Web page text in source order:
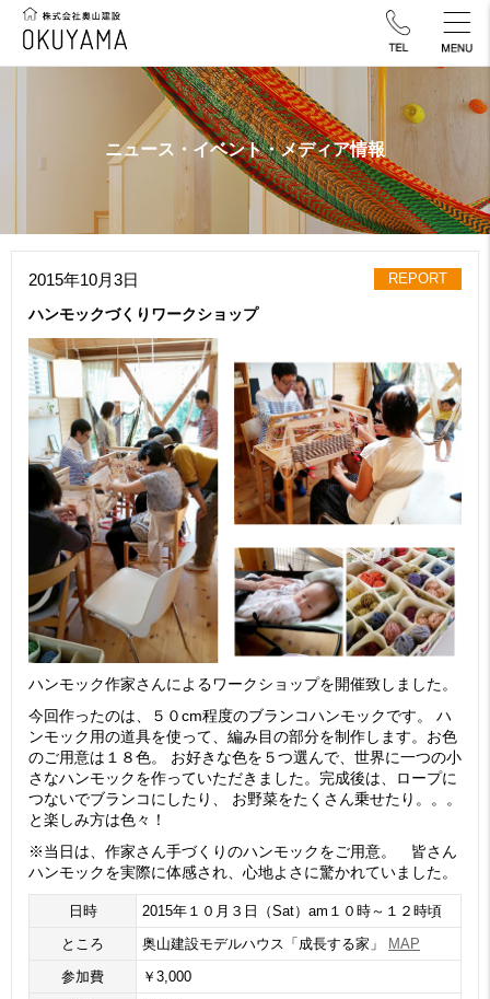
ニュース・イベント・メディア情報
2015年10月3日 REPORT
ハンモックづくりワークショップ
ハンモック作家さんによるワークショップを開催致しました。
今回作ったのは、５０cm程度のブランコハンモックです。 ハ
ンモック用の道具を使って、編み目の部分を制作します。お色
のご用意は１８色。 お好きな色を５つ選んで、世界に一つの小
さなハンモックを作っていただきました。完成後は、ロープに
つないでブランコにしたり、 お野菜をたくさん乗せたり。。。
と楽しみ方は色々！
※当日は、作家さん手づくりのハンモックをご用意。 皆さん
ハンモックを実際に体感され、心地よさに驚かれていました。
日時
2015年１０月３日（Sat）am１０時～１２時頃
ところ
奥山建設モデルハウス「成長する家」
MAP
参加費
￥3,000